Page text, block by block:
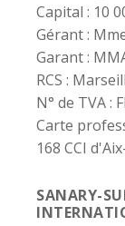
Capital : 10
Gérant :
Garant :
RCS :
N° de TVA :
Carte
168 CCI
SANARY-